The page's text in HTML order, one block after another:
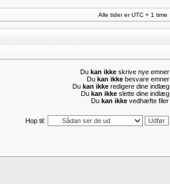
Alle tider er UTC + 1 time
Du kan ikke skrive nye emner
Du kan ikke besvare emner
Du kan ikke redigere dine indlæg
Du kan ikke slette dine indlæg
Du kan ikke vedhæfte filer
Hop til: